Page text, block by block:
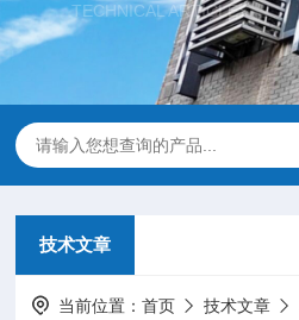
TECHNICAL ARTICLES
技术文章
当前位置：首页 技术文章